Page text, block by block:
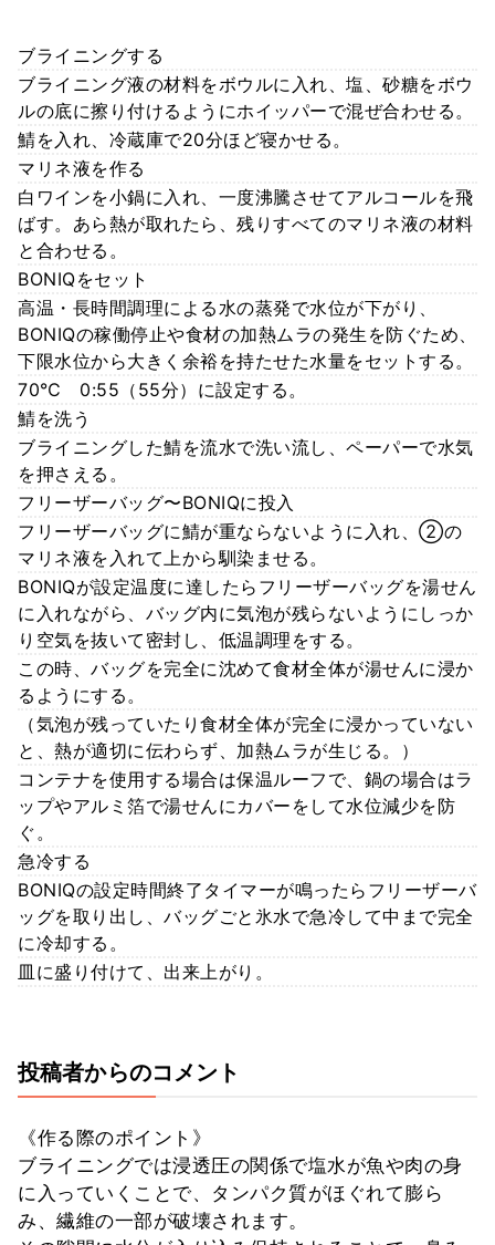
ブライニングする
ブライニング液の材料をボウルに入れ、塩、砂糖をボウ
ルの底に擦り付けるようにホイッパーで混ぜ合わせる。
鯖を入れ、冷蔵庫で20分ほど寝かせる。
マリネ液を作る
白ワインを小鍋に入れ、一度沸騰させてアルコールを飛
ばす。あら熱が取れたら、残りすべてのマリネ液の材料
と合わせる。
BONIQをセット
高温・長時間調理による水の蒸発で水位が下がり、
BONIQの稼働停止や食材の加熱ムラの発生を防ぐため、
下限水位から大きく余裕を持たせた水量をセットする。
70℃ 0:55（55分）に設定する。
鯖を洗う
ブライニングした鯖を流水で洗い流し、ペーパーで水気
を押さえる。
フリーザーバッグ〜BONIQに投入
フリーザーバッグに鯖が重ならないように入れ、②の
マリネ液を入れて上から馴染ませる。
BONIQが設定温度に達したらフリーザーバッグを湯せん
に入れながら、バッグ内に気泡が残らないようにしっか
り空気を抜いて密封し、低温調理をする。
この時、バッグを完全に沈めて食材全体が湯せんに浸か
るようにする。
（気泡が残っていたり食材全体が完全に浸かっていない
と、熱が適切に伝わらず、加熱ムラが生じる。）
コンテナを使用する場合は保温ルーフで、鍋の場合はラ
ップやアルミ箔で湯せんにカバーをして水位減少を防
ぐ。
急冷する
BONIQの設定時間終了タイマーが鳴ったらフリーザーバ
ッグを取り出し、バッグごと氷水で急冷して中まで完全
に冷却する。
皿に盛り付けて、出来上がり。
投稿者からのコメント
《作る際のポイント》
ブライニングでは浸透圧の関係で塩水が魚や肉の身
に入っていくことで、タンパク質がほぐれて膨ら
み、繊維の一部が破壊されます。